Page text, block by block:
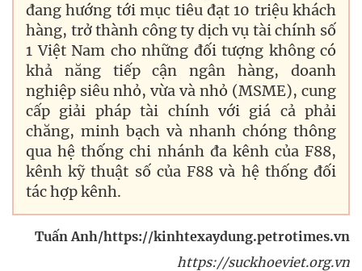
đang hướng tới mục tiêu đạt 10 triệu khách
hàng, trở thành công ty dịch vụ tài chính số
1 Việt Nam cho những đối tượng không có
khả năng tiếp cận ngân hàng, doanh
nghiệp siêu nhỏ, vừa và nhỏ (MSME), cung
cấp giải pháp tài chính với giá cả phải
chăng, minh bạch và nhanh chóng thông
qua hệ thống chi nhánh đa kênh của F88,
kênh kỹ thuật số của F88 và hệ thống đối
tác hợp kênh.
Tuấn Anh/https://kinhtexaydung.petrotimes.vn
https://suckhoeviet.org.vn